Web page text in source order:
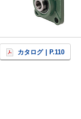
カタログ | P.110